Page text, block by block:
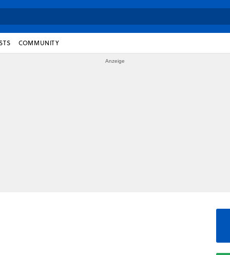
COMMUNITY